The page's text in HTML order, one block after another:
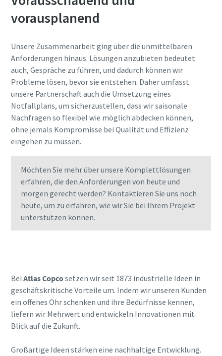
vorausplanend
Unsere Zusammenarbeit ging über die unmittelbaren
Anforderungen hinaus. Lösungen anzubieten bedeutet
auch, Gespräche zu führen, und dadurch können wir
Probleme lösen, bevor sie entstehen. Daher umfasst
unsere Partnerschaft auch die Umsetzung eines
Notfallplans, um sicherzustellen, dass wir saisonale
Nachfragen so flexibel wie möglich abdecken können,
ohne jemals Kompromisse bei Qualität und Effizienz
eingehen zu müssen.
Möchten Sie mehr über unsere Komplettlösungen
erfahren, die den Anforderungen von heute und
morgen gerecht werden? Kontaktieren Sie uns noch
heute, um zu erfahren, wie wir Sie bei Ihrem Projekt
unterstützen können.
Bei Atlas Copcosetzen wir seit 1873 industrielle Ideen in
geschäftskritische Vorteile um. Indem wir unseren Kunden
ein offenes Ohr schenken und ihre Bedürfnisse kennen,
liefern wir Mehrwert und entwickeln Innovationen mit
Blick auf die Zukunft.
Großartige Ideen stärken eine nachhaltige Entwicklung.